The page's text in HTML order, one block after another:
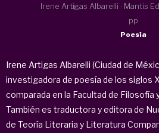
Irene Artigas Albarelli · Mantis
pp
Poesía
Irene Artigas Albarelli (Ciudad de
investigadora de poesía de los siglos
comparada en la Facultad de Filosofía
También es traductora y editora de
de Teoría Literaria y Literatura